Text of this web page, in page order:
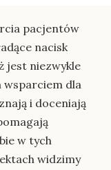
pacjentów
nacisk
jest niezwykle
wsparciem dla
i doceniają
w tych
widzimy